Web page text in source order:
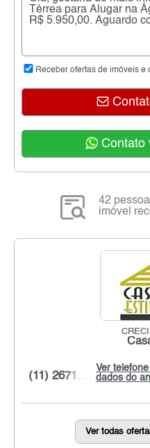
Receber ofertas de imóveis e
Contato
42
imóvel
Ver
dados do
(11) 2671...
Ver todas